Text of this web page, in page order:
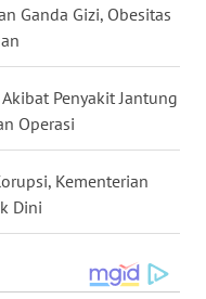
Ganda Gizi, Obesitas
Penyakit Jantung
Operasi
Kementerian
Dini